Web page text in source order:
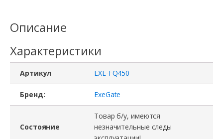
Описание
Характеристики
Артикул EXE-FQ450
Бренд: ExeGate
Состояние
Товар б/у, имеются
незначительные следы